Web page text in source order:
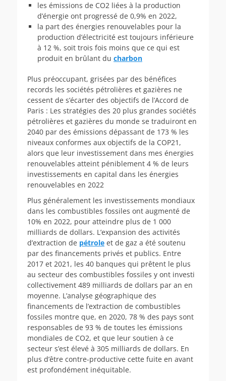
les émissions de CO2 liées à la production
d’énergie ont progressé de 0,9% en 2022,
la part des énergies renouvelables pour la
production d’électricité est toujours inférieure
à 12 %, soit trois fois moins que ce qui est
produit en brûlant du charbon
Plus préoccupant, grisées par des bénéfices
records les sociétés pétrolières et gazières ne
cessent de s’écarter des objectifs de l’Accord de
Paris : Les stratégies des 20 plus grandes sociétés
pétrolières et gazières du monde se traduiront en
2040 par des émissions dépassant de 173 % les
niveaux conformes aux objectifs de la COP21,
alors que leur investissement dans mes énergies
renouvelables atteint péniblement 4 % de leurs
investissements en capital dans les énergies
renouvelables en 2022
Plus généralement les investissements mondiaux
dans les combustibles fossiles ont augmenté de
10% en 2022, pour atteindre plus de 1 000
milliards de dollars. L’expansion des activités
d’extraction de pétrole et de gaz a été soutenu
par des financements privés et publics. Entre
2017 et 2021, les 40 banques qui prêtent le plus
au secteur des combustibles fossiles y ont investi
collectivement 489 milliards de dollars par an en
moyenne. L’analyse géographique des
financements de l’extraction de combustibles
fossiles montre que, en 2020, 78 % des pays sont
responsables de 93 % de toutes les émissions
mondiales de CO2, et que leur soutien à ce
secteur s’est élevé à 305 milliards de dollars. En
plus d’être contre-productive cette fuite en avant
est profondément inéquitable.